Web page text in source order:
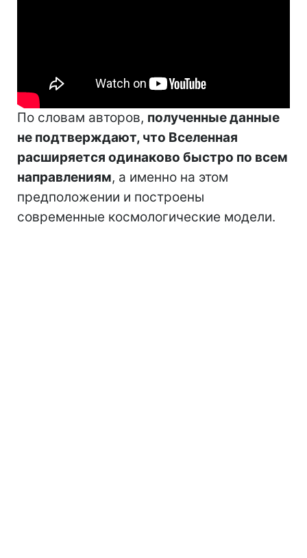
По словам авторов, полученные данные
не подтверждают, что Вселенная
расширяется одинаково быстро по всем
направлениям, а именно на этом
предположении и построены
современные космологические модели.